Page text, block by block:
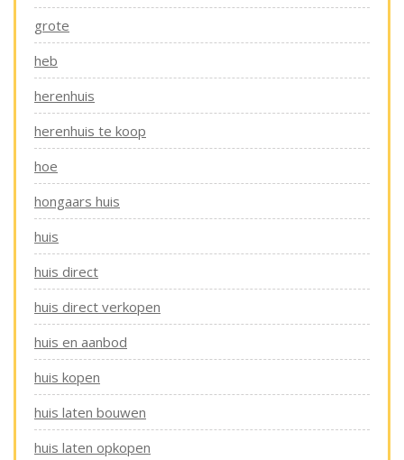
grote
heb
herenhuis
herenhuis te koop
hoe
hongaars huis
huis
huis direct
huis direct verkopen
huis en aanbod
huis kopen
huis laten bouwen
huis laten opkopen